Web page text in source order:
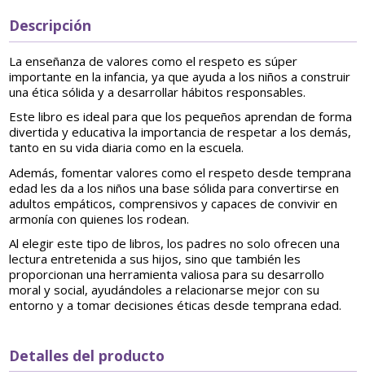
Descripción
La enseñanza de valores como el respeto es súper
importante en la infancia, ya que ayuda a los niños a construir
una ética sólida y a desarrollar hábitos responsables.
Este libro es ideal para que los pequeños aprendan de forma
divertida y educativa la importancia de respetar a los demás,
tanto en su vida diaria como en la escuela.
Además, fomentar valores como el respeto desde temprana
edad les da a los niños una base sólida para convertirse en
adultos empáticos, comprensivos y capaces de convivir en
armonía con quienes los rodean.
Al elegir este tipo de libros, los padres no solo ofrecen una
lectura entretenida a sus hijos, sino que también les
proporcionan una herramienta valiosa para su desarrollo
moral y social, ayudándoles a relacionarse mejor con su
entorno y a tomar decisiones éticas desde temprana edad.
Detalles del producto